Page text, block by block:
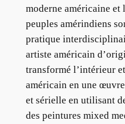
moderne américaine
peuples amérindiens
pratique
artiste américain
transformé l’intérieur
américain en une
et sérielle en utilisant
des peintures mixed